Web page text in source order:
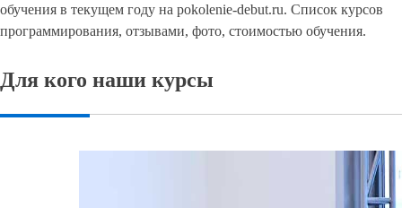
обучения в текущем году на pokolenie-debut.ru. Список курсов
программирования, отзывами, фото, стоимостью обучения.
Для кого наши курсы